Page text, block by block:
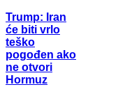
Trump: Iran
će biti vrlo
teško
pogođen ako
ne otvori
Hormuz